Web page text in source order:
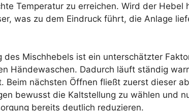
Temperatur zu erreichen. Wird der
was zu dem Eindruck führt, die Anlage
des Mischhebels ist ein unterschätzter
Händewaschen. Dadurch läuft ständig
Beim nächsten Öffnen fließt zuerst dieser
bewusst die Kaltstellung zu wählen und
bereits deutlich reduzieren.